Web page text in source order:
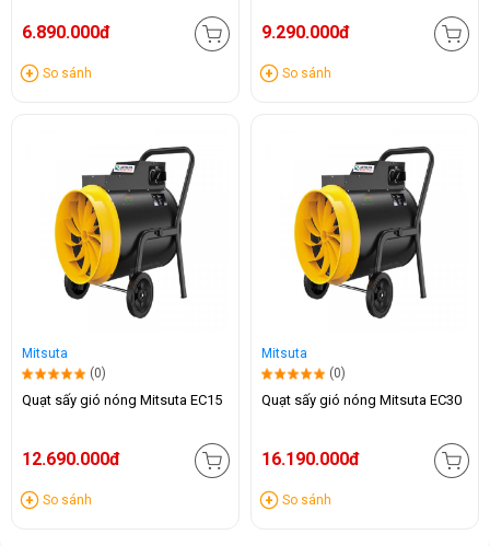
6.890.000đ
So sánh
9.290.000đ
So sánh
Mitsuta
(0)
Quạt sấy gió nóng Mitsuta EC15
12.690.000đ
So sánh
Mitsuta
(0)
Quạt sấy gió nóng Mitsuta EC30
16.190.000đ
So sánh